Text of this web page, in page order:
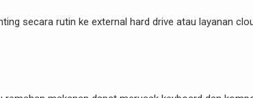
secara rutin ke external hard drive atau layanan